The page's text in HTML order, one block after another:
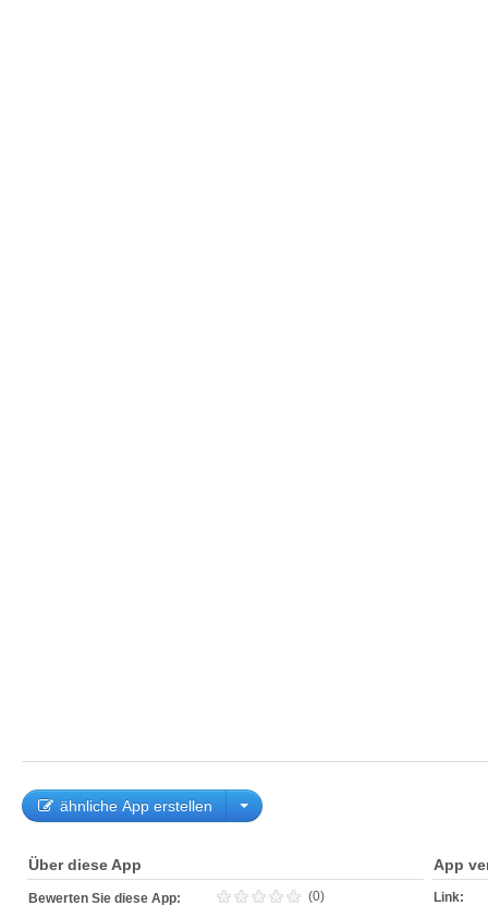
ähnliche App erstellen
Über diese App
Bewerten Sie diese App: (0)
App
Link: